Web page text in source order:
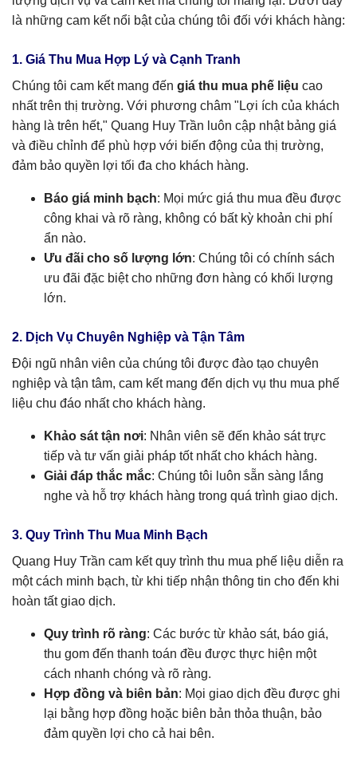
là những cam kết nổi bật của chúng tôi đối với khách hàng:
1. Giá Thu Mua Hợp Lý và Cạnh Tranh
Chúng tôi cam kết mang đến giá thu mua phế liệu cao
nhất trên thị trường. Với phương châm "Lợi ích của khách
hàng là trên hết," Quang Huy Trần luôn cập nhật bảng giá
và điều chỉnh để phù hợp với biến động của thị trường,
đảm bảo quyền lợi tối đa cho khách hàng.
Báo giá minh bạch: Mọi mức giá thu mua đều được
công khai và rõ ràng, không có bất kỳ khoản chi phí
ẩn nào.
Ưu đãi cho số lượng lớn: Chúng tôi có chính sách
ưu đãi đặc biệt cho những đơn hàng có khối lượng
lớn.
2. Dịch Vụ Chuyên Nghiệp và Tận Tâm
Đội ngũ nhân viên của chúng tôi được đào tạo chuyên
nghiệp và tận tâm, cam kết mang đến dịch vụ thu mua phế
liệu chu đáo nhất cho khách hàng.
Khảo sát tận nơi: Nhân viên sẽ đến khảo sát trực
tiếp và tư vấn giải pháp tốt nhất cho khách hàng.
Giải đáp thắc mắc: Chúng tôi luôn sẵn sàng lắng
nghe và hỗ trợ khách hàng trong quá trình giao dịch.
3. Quy Trình Thu Mua Minh Bạch
Quang Huy Trần cam kết quy trình thu mua phế liệu diễn ra
một cách minh bạch, từ khi tiếp nhận thông tin cho đến khi
hoàn tất giao dịch.
Quy trình rõ ràng: Các bước từ khảo sát, báo giá,
thu gom đến thanh toán đều được thực hiện một
cách nhanh chóng và rõ ràng.
Hợp đồng và biên bản: Mọi giao dịch đều được ghi
lại bằng hợp đồng hoặc biên bản thỏa thuận, bảo
đảm quyền lợi cho cả hai bên.